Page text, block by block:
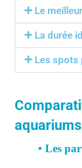
Le
La durée
Les spots
• Les